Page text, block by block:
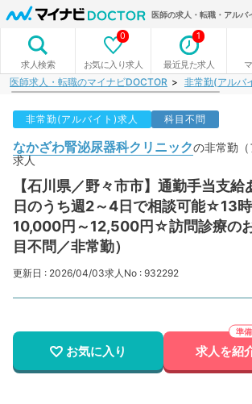
医師の求人・転職・アルバ
求人検索 お気に入り求人
0
最近見た求人
1
医師求人・転職のマイナビDOCTOR 非常勤(アルバ
非常勤(アルバイト)求人 科目不問
なかざわ腎泌尿器科クリニックの非常勤
求人
【石川県／野々市市】通勤手当支
日のうち週2～4日で相談可能☆13
10,000円～12,500円☆訪問診療の
目不問／非常勤）
更新日 : 2026/04/03求人No : 932292
お気に入り 求人を紹